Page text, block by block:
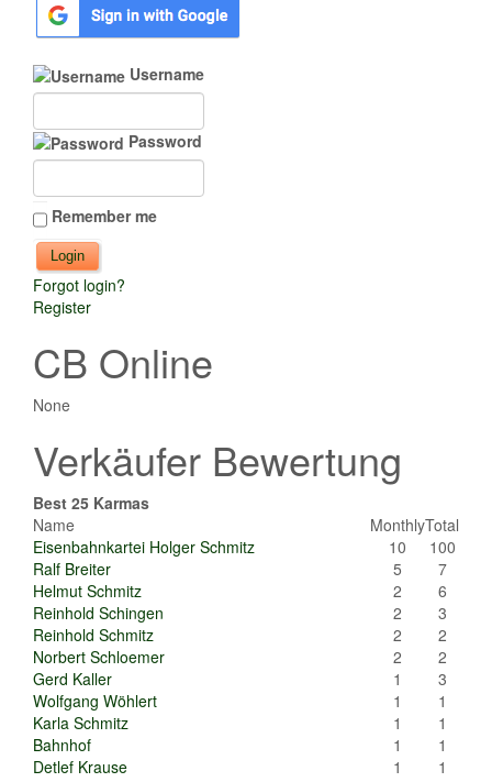
Username
Password
Remember me
Forgot login?
Register
CB Online
None
Verkäufer Bewertung
Best 25 Karmas
Name
MonthlyTotal
Eisenbahnkartei Holger Schmitz
10
100
Ralf Breiter
5
7
Helmut Schmitz
2
6
Reinhold Schingen
2
3
Reinhold Schmitz
2
2
Norbert Schloemer
2
2
Gerd Kaller
1
3
Wolfgang Wöhlert
1
1
Karla Schmitz
1
1
Bahnhof
1
1
Detlef Krause
1
1